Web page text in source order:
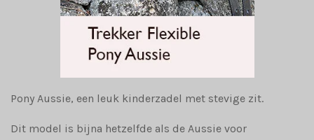
Pony Aussie, een leuk kinderzadel met stevige zit.
Dit model is bijna hetzelfde als de Aussie voor